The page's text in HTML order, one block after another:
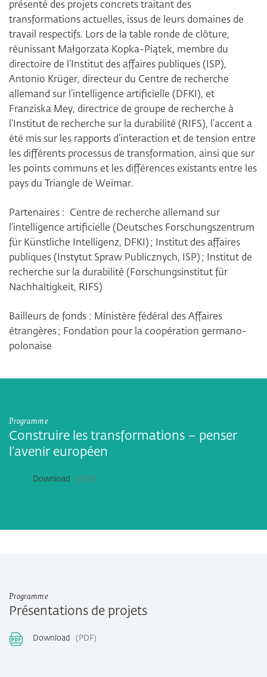
présenté des projets concrets traitant des
transformations actuelles, issus de leurs domaines de
travail respectifs. Lors de la table ronde de clôture,
réunissant Małgorzata Kopka-Piątek, membre du
directoire de l’Institut des affaires publiques (ISP),
Antonio Krüger, directeur du Centre de recherche
allemand sur l’intelligence artificielle (DFKI), et
Franziska Mey, directrice de groupe de recherche à
l’Institut de recherche sur la durabilité (RIFS), l’accent a
été mis sur les rapports d’interaction et de tension entre
les différents processus de transformation, ainsi que sur
les points communs et les différences existants entre les
pays du Triangle de Weimar.
Partenaires : Centre de recherche allemand sur
l’intelligence artificielle (Deutsches Forschungszentrum
für Künstliche Intelligenz, DFKI) ; Institut des affaires
publiques (Instytut Spraw Publicznych, ISP) ; Institut de
recherche sur la durabilité (Forschungsinstitut für
Nachhaltigkeit, RIFS)
Bailleurs de fonds : Ministère fédéral des Affaires
étrangères ; Fondation pour la coopération germano-
polonaise
Programme
Construire les transformations – penser
l’avenir européen
Download PDF
Programme
Présentations de projets
Download PDF